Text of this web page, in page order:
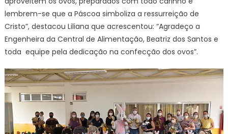
lembrem-se que a Páscoa simboliza a ressurreição de
Cristo”, destacou Liliana que acrescentou: “Agradeço a
Engenheira da Central de Alimentação, Beatriz dos Santos e
toda equipe pela dedicação na confecção dos ovos”.